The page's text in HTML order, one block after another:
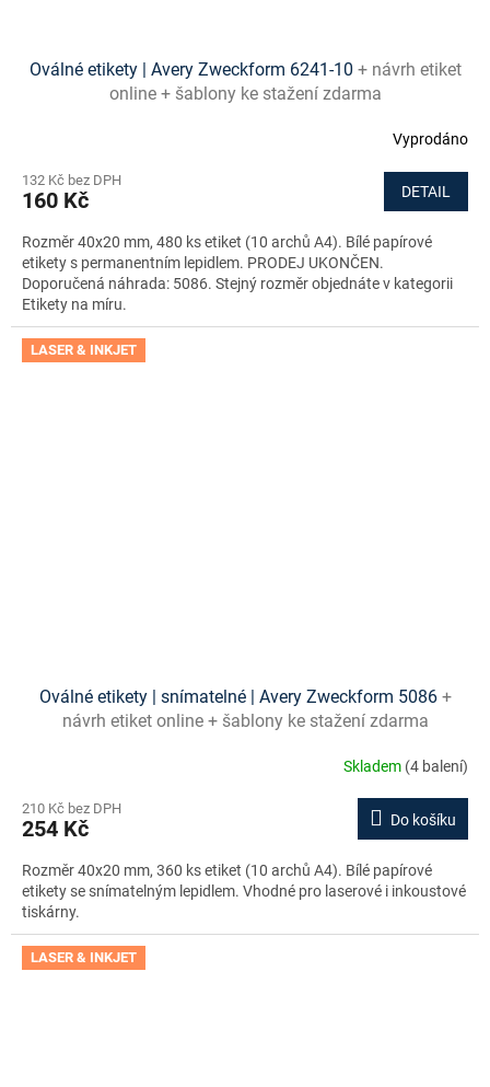
Oválné etikety | Avery Zweckform 6241-10 + návrh etiket
online + šablony ke stažení zdarma
Vyprodáno
132 Kč bez DPH
160 Kč DETAIL
Rozměr 40x20 mm, 480 ks etiket (10 archů A4). Bílé papírové
etikety s permanentním lepidlem. PRODEJ UKONČEN.
Doporučená náhrada: 5086. Stejný rozměr objednáte v kategorii
Etikety na míru.
LASER & INKJET
Oválné etikety | snímatelné | Avery Zweckform 5086 +
návrh etiket online + šablony ke stažení zdarma
Skladem (4 balení)
210 Kč bez DPH
254 Kč Do košíku
Rozměr 40x20 mm, 360 ks etiket (10 archů A4). Bílé papírové
etikety se snímatelným lepidlem. Vhodné pro laserové i inkoustové
tiskárny.
LASER & INKJET